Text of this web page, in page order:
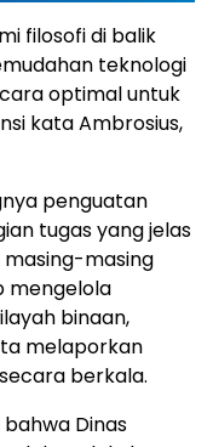
filosofi di balik
teknologi
optimal untuk
kata Ambrosius,
penguatan
tugas yang jelas
masing-masing
mengelola
binaan,
melaporkan
berkala.
Dinas